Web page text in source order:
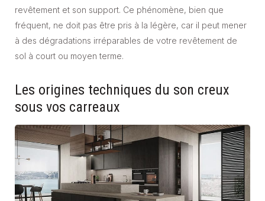
revêtement et son support. Ce phénomène, bien que
fréquent, ne doit pas être pris à la légère, car il peut mener
à des dégradations irréparables de votre revêtement de
sol à court ou moyen terme.
Les origines techniques du son creux
sous vos carreaux